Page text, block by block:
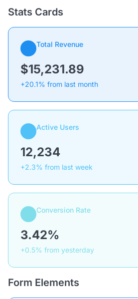
Stats Cards
Total Revenue
$15,231.89
+20.1% from last month
Active Users
12,234
+2.3% from last week
Conversion Rate
3.42%
+0.5% from yesterday
Form Elements